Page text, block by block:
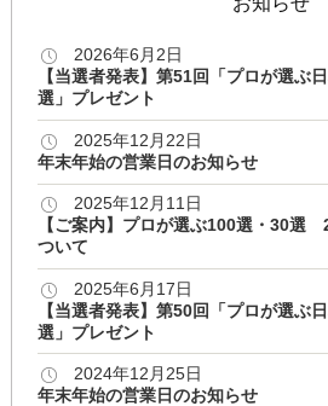
2026年6月2日
【当選者発表】第51回「プロが選ぶ
選」プレゼント
2025年12月22日
年末年始の営業日のお知らせ
2025年12月11日
【ご案内】プロが選ぶ100選・30選
ついて
2025年6月17日
【当選者発表】第50回「プロが選ぶ
選」プレゼント
2024年12月25日
年末年始の営業日のお知らせ